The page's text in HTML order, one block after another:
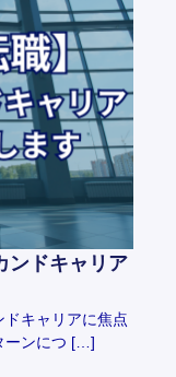
ンドキャリア
キャリアに焦点
ーンにつ […]